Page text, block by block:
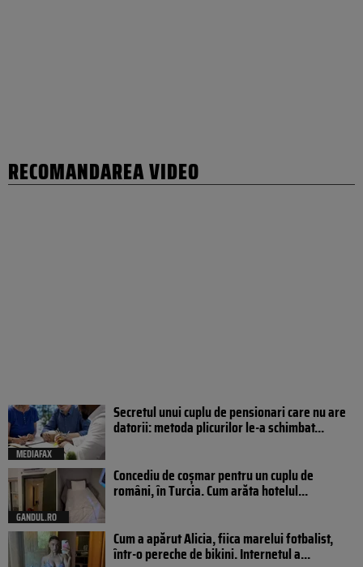
RECOMANDAREA VIDEO
MEDIAFAX
Secretul unui cuplu de pensionari care nu are
datorii: metoda plicurilor le-a schimbat...
GANDUL.RO
Concediu de coșmar pentru un cuplu de
români, în Turcia. Cum arăta hotelul...
Cum a apărut Alicia, fiica marelui fotbalist,
într-o pereche de bikini. Internetul a...